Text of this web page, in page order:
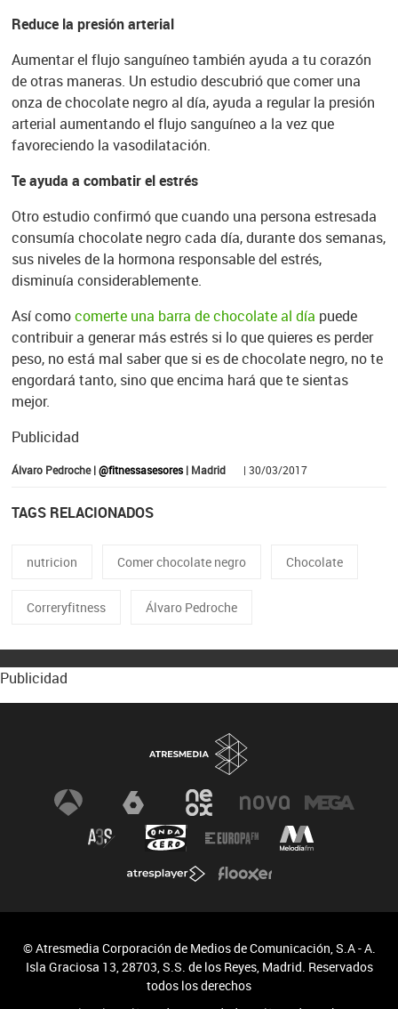
Reduce la presión arterial
Aumentar el flujo sanguíneo también ayuda a tu corazón
de otras maneras. Un estudio descubrió que comer una
onza de chocolate negro al día, ayuda a regular la presión
arterial aumentando el flujo sanguíneo a la vez que
favoreciendo la vasodilatación.
Te ayuda a combatir el estrés
Otro estudio confirmó que cuando una persona estresada
consumía chocolate negro cada día, durante dos semanas,
sus niveles de la hormona responsable del estrés,
disminuía considerablemente.
Así comocomerte una barra de chocolate al día puede
contribuir a generar más estrés si lo que quieres es perder
peso, no está mal saber que si es de chocolate negro, no te
engordará tanto, sino que encima hará que te sientas
mejor.
Publicidad
Álvaro Pedroche |@fitnessasesores| Madrid | 30/03/2017
TAGS RELACIONADOS
nutricion Comer chocolate negro Chocolate
Correryfitness Álvaro Pedroche
Publicidad
© Atresmedia Corporación de Medios de Comunicación, S.A - A.
Isla Graciosa 13, 28703, S.S. de los Reyes, Madrid. Reservados
todos los derechos